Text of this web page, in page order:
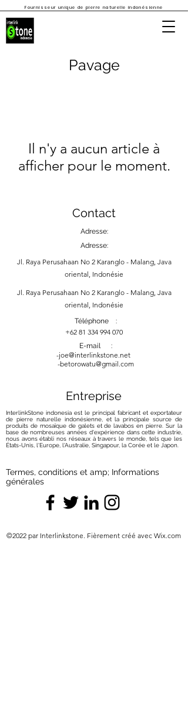
Fournisseur unique de pierre naturelle indonésienne
Il n'y a aucun article à
afficher pour le moment.
Pavage
Contact
Adresse:
Adresse:
Jl. Raya Perusahaan No 2 Karanglo - Malang, Java
oriental, Indonésie
Jl. Raya Perusahaan No 2 Karanglo - Malang, Java
oriental, Indonésie
Téléphone :
+62 81 334 994 070
E-mail :
-joe@interlinkstone.net
-betorowatu@gmail.com
Entreprise
InterlinkStone indonesia est le principal fabricant et exportateur
de pierre naturelle indonésienne, et la principale source de
produits de mosaïque de galets et de lavabos en pierre. Sur la
base de nombreuses années d'expérience dans cette industrie,
nous avons établi nos réseaux à travers le monde, tels que les
États-Unis, l'Europe, l'Australie, Singapour, la Corée et le Japon.
Termes, conditions et amp; Informations
générales
©2022 par Interlinkstone. Fièrement créé avec Wix.com